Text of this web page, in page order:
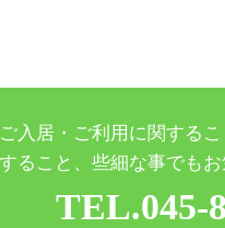
ご入居・ご利用に関する
ること、些細な事でも
TEL.045-